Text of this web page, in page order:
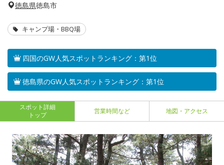
徳島県徳島市
キャンプ場・BBQ場
四国のGW人気スポットランキング：第1位
徳島県のGW人気スポットランキング：第1位
スポット詳細
トップ
営業時間など 地図・アクセス